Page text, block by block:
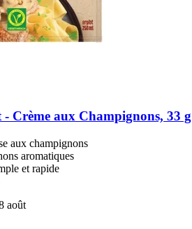
-​ Crème aux Champignons, 33 g
aux champignons
aromatiques
et rapide
août